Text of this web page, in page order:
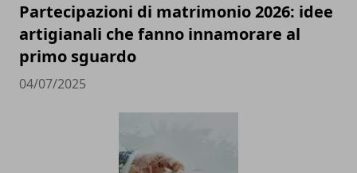
Partecipazioni di matrimonio 2026: idee
artigianali che fanno innamorare al
primo sguardo
04/07/2025